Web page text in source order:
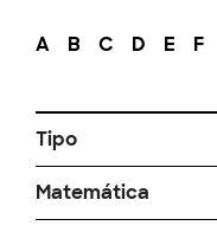
A B C D E F
Tipo
Matemática